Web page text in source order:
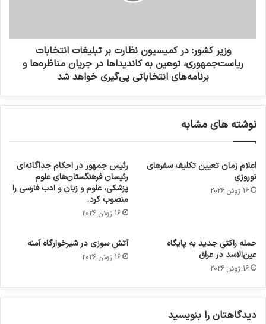
وزیر کشور: در کمیسیون نظارت بر تبلیغات انتخابات
ریاست‌جمهوری، توهین به کاندیداها در جریان مناظره‌ها و
برنامه‌های انتخاباتی پی‌گیری خواهد شد
نوشته های مشابه
اعلام زمان تعیین تکلیف سفرهای
نوروزی
16 ژوئن 2026
رئیس جمهور در احکام جداگانه‌ای
رئیسان فرهنگستان‌های علوم
پزشکی، علوم و زبان و ادب فارسی را
منصوب کرد.
16 ژوئن 2026
حمله راکتی جدید به پایگاه
عین‌الاسد در عراق
16 ژوئن 2026
آتش سوزی در شیرخوارگاه آمنه
16 ژوئن 2026
دیدگاهتان را بنویسید